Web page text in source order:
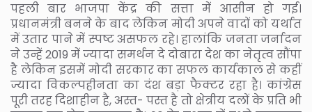
पहली बार भाजपा केंद्र की सत्ता में आसीन हो गई।
प्रधानमंत्री बनने के बाद लेकिन मोदी अपने वादों को यर्थात
में उतार पाने में स्पष्ट असफल रहे। हालांकि जनता जर्नादन
ने उन्हें 2019 में ज्यादा समर्थन दे दोबारा देश का नेतृत्व सौंपा
है लेकिन इसमें मोदी सरकार का सफल कार्यकाल से कहीं
ज्यादा विकल्पहीनता का दंश बड़ा फैक्टर रहा है। कांग्रेस
पूरी तरह दिशाहीन है, अस्त- पस्त है तो क्षेत्रीय दलों के प्रति भी